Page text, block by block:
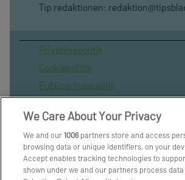
Tip redaktionen:
Privatilvspolitik
Cookiepolitik
Publiceringspolitik
Spil ansvarligt
Administrer samtykke
Arkiv
Om os
We Care About Your Privacy
We and our1006partners store and access
browsing data or unique identifiers, on your
Accept enables tracking technologies to
shown under we and our partners process